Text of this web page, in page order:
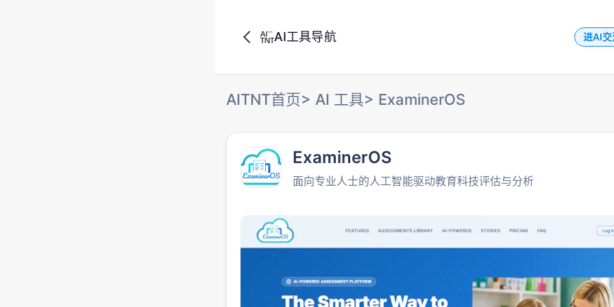
AI工具导航 进AI交
AITNT首页> AI 工具> ExaminerOS
ExaminerOS
面向专业人士的人工智能驱动教育科技评估与分析